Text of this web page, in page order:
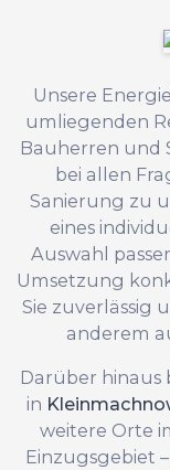
Unsere
umliegenden
Bauherren und
bei allen
Sanierung zu
eines
Auswahl
Umsetzung
Sie zuverlässig
anderem
Darüber
in
weitere Orte
Einzugsgebiet